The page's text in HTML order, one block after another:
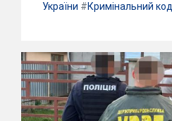
України #Кримінальний